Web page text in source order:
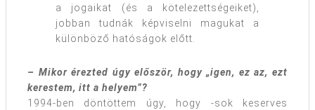
a jogaikat (és a kötelezettségeiket),
jobban tudnák képviselni magukat a
különböző hatóságok előtt.
– Mikor érezted úgy először, hogy „igen, ez az, ezt
kerestem, itt a helyem”?
1994-ben döntöttem úgy, hogy -sok keserves